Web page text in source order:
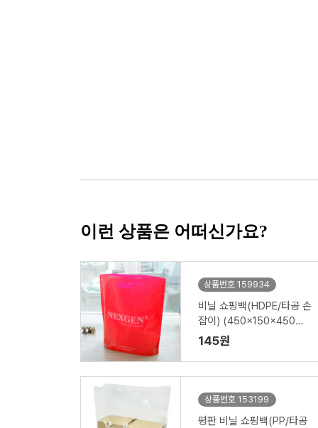
이런 상품은 어떠신가요?
상품번호 159934
비닐 쇼핑백(HDPE/타공 손
잡이) (450x150x450m
m)
145원
상품번호 153199
평판 비닐 쇼핑백(PP/타공